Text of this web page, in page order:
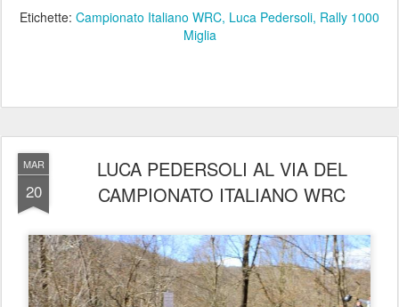
Etichette: Campionato Italiano WRC Luca Pedersoli Rally 1000
Miglia
MAR
20
LUCA PEDERSOLI AL VIA DEL
CAMPIONATO ITALIANO WRC